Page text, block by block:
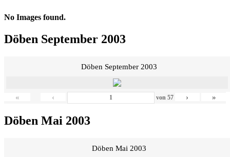
No Images found.
Döben September 2003
Döben September 2003
« ‹ von 57 › »
Döben Mai 2003
Döben Mai 2003